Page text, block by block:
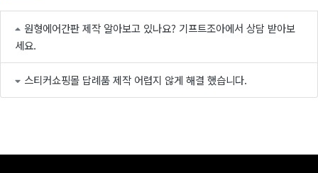
원형에어간판 제작 알아보고 있나요? 기프트조아에서 상담 받아보
세요.
스티커쇼핑몰 답례품 제작 어렵지 않게 해결 했습니다.